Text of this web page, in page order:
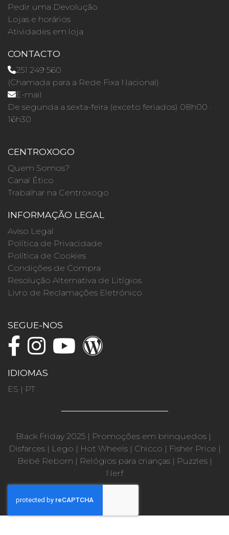
Pedir uma Devolução
Lojas e horários
Atividades em loja
CONTACTO
251 249 560
(Chamada para a Rede Fixa Nacional)
E-mail
De segunda a sexta-feira (exceto feriados) 08h00 ·
16h30
CENTROXOGO
Quem Somos?
Canal Ético
Trabalhar na Centroxogo
INFORMAÇÃO LEGAL
Aviso Legal
Política de Privacidade
Política de Cookies
Condições de Compra
Resolução Alternativa de Litígios
Livro de Reclamações Eletrónico
SEGUE-NOS
IDIOMAS
ES | PT
Black Friday 2025 | Promoções em brinquedos |
Disfarces| Lego | Hot Wheels| Chicco | Fisher Price |
Bebé Reborn | Relógios para crianças| Puzzles|
Nerf